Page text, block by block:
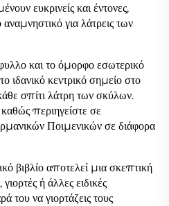
ευκρινείς και έντονες,
για λάτρεις των
και το όμορφο εσωτερικό
ιδανικό κεντρικό σημείο στο
σπίτι λάτρη των σκύλων.
περιηγείστε σε
Ποιμενικών σε διάφορα
βιβλίο αποτελεί μια σκεπτική
ή άλλες ειδικές
του να γιορτάζεις τους